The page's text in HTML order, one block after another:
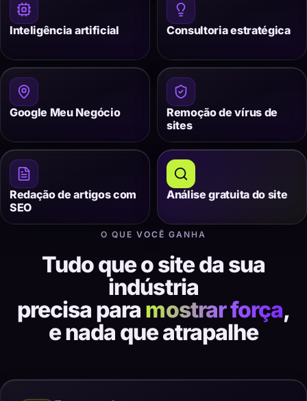
Inteligência artificial Consultoria estratégica
Google Meu Negócio
Remoção de vírus de
sites
Redação de artigos com
SEO
Análise gratuita do site
O QUE VOCÊ GANHA
Tudo que o site da sua
indústria
precisa para mostrar força,
e nada que atrapalhe